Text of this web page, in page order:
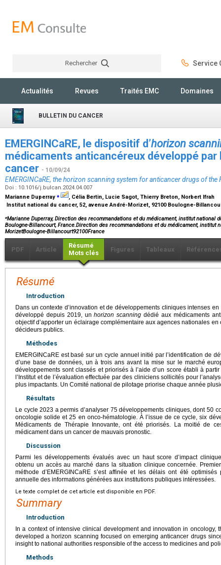
Rechercher Service
Actualités Revues Traités EMC Domaines
BULLETIN DU CANCER
EMERGINCaRE, le dispositif d’horizon
médicaments anticancéreux développé par
cancer - 10/09/24
EMERGINCaRE, the horizon scanning system for anticancer drugs of
Doi : 10.1016/j.bulcan.2024.04.007
Marianne Duperray ⁎
, Célia Bertin, Lucie Sagot, Thierry Breton, Norbert Ifrah
Institut national du cancer, 52, avenue André-Morizet, 92100 Boulogne-
⁎Marianne Duperray, Direction des recommandations et du médicament, institut national
Boulogne-Billancourt, France.Direction des recommandations et du médicament, institut
MorizetBoulogne-Billancourt92100France
PDF Article
Résumé
Mots clés
Figures Tableaux
Résumé
Introduction
Dans un contexte d’innovation et de développements cliniques intenses
développé depuis 2019, unhorizon scanning dédié aux médicaments
objectif d’apporter un éclairage complémentaire aux agences nationales en
décideurs publics.
Méthodes
EMERGINCaRE est basé sur un cycle annuel initié par l’identification de
d’une base de données, un à trois ans avant la mise sur le marché
développements sont classés et priorisés à l’aide d’un score établi à
l’Institut et de l’évaluation effectuée par des cliniciens sollicités pour
plus impactants. Un Comité national de pilotage priorise chaque année
Résultats
Le cycle 2023 a permis d’analyser 75 développements cliniques, dont 50
oncologie solide et 25 en onco-hématologie. À l’issue de ce cycle, six
Médicaments de Thérapie Innovante, ont été priorisés. La moitié de
médicament dans un cancer de mauvais pronostic.
Discussion
Parmi les développements évalués avec un haut score d’impact
obtenu un accès au marché dans la situation clinique concernée.
méthode d’EMERGINCaRE s’est affinée et les délais ont été
annuelle des informations générées aux institutions publiques intéressées.
Le texte complet de cet article est disponible en PDF.
Summary
Introduction
In a context of intensive clinical development and innovation in oncology,
developed a horizon scanning focused on emerging anticancer drugs
insight to national authorities responsible of the access to medicines and
Methods